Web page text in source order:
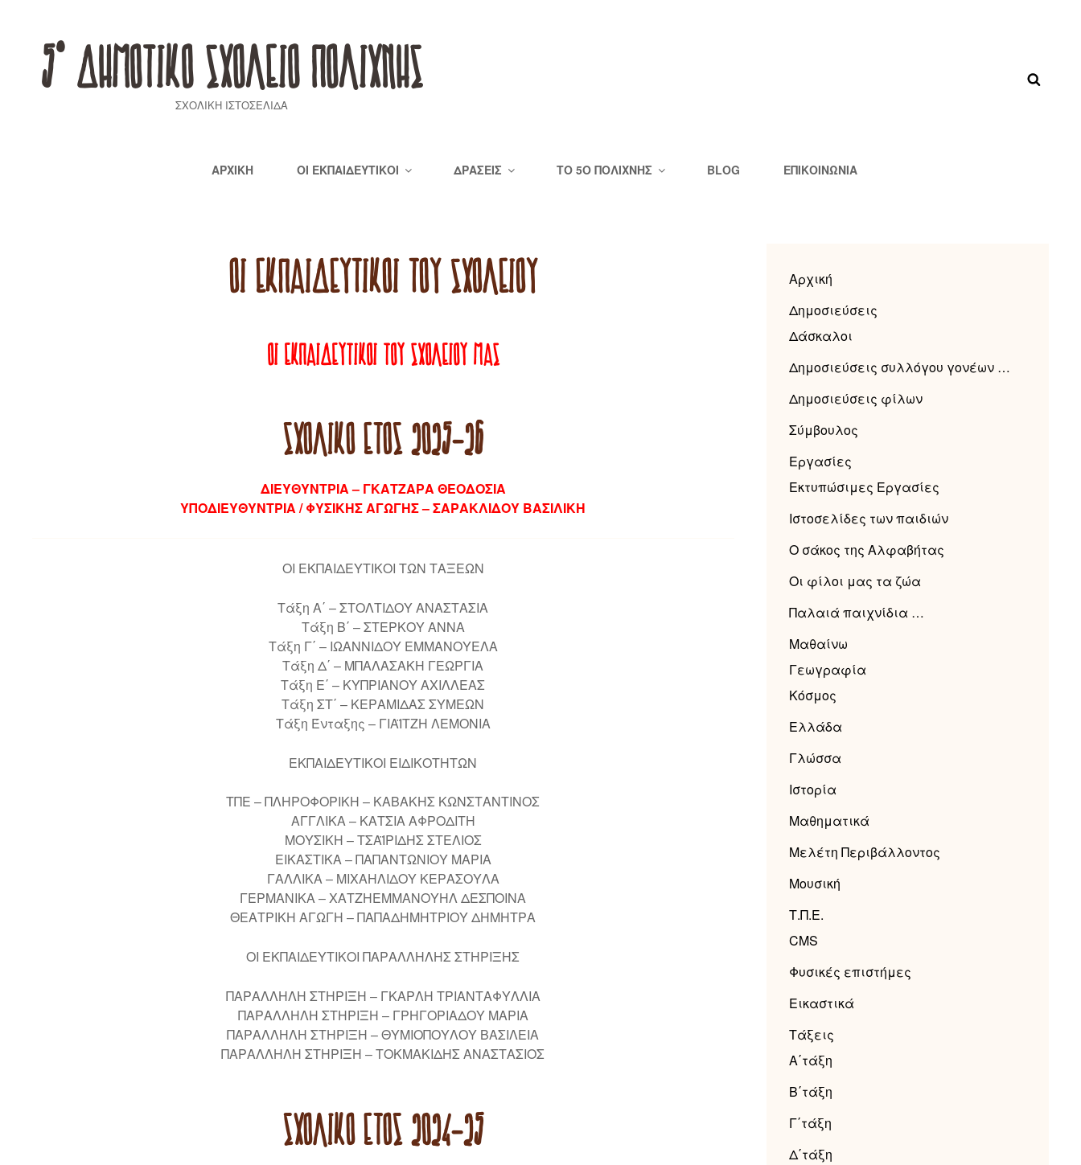
5° ΔΗΜΟΤΙΚΟ ΣΧΟΛΕΙΟ ΠΟΛΙΧΝΗΣ
ΣΧΟΛΙΚΗ ΙΣΤΟΣΕΛΙΔΑ
ΑΡΧΙΚΉ ΟΙ ΕΚΠΑΙΔΕΥΤΙΚΟΊ ΔΡΆΣΕΙΣ ΤΟ 5Ο ΠΟΛΊΧΝΗΣ BLOG ΕΠΙΚΟΙΝΩΝΊΑ
ΟΙ ΕΚΠΑΙΔΕΥΤΙΚΟΊ ΤΟΥ ΣΧΟΛΕΊΟΥ
ΟΙ ΕΚΠΑΙΔΕΥΤΙΚΟΊ ΤΟΥ ΣΧΟΛΕΊΟΥ ΜΑΣ
ΣΧΟΛΙΚΌ ΈΤΟΣ 2025-26
ΔΙΕΥΘΥΝΤΡΙΑ – ΓΚΑΤΖΑΡΑ ΘΕΟΔΟΣΙΑ
ΥΠΟΔΙΕΥΘΥΝΤΡΙΑ / ΦΥΣΙΚΗΣ ΑΓΩΓΗΣ – ΣΑΡΑΚΛΙΔΟΥ ΒΑΣΙΛΙΚΗ
ΟΙ ΕΚΠΑΙΔΕΥΤΙΚΟΙ ΤΩΝ ΤΑΞΕΩΝ
Τάξη Α΄ – ΣΤΟΛΤΙΔΟΥ ΑΝΑΣΤΑΣΙΑ
Τάξη Β΄ – ΣΤΕΡΚΟΥ ΑΝΝΑ
Τάξη Γ΄ – ΙΩΑΝΝΙΔΟΥ ΕΜΜΑΝΟΥΕΛΑ
Τάξη Δ΄ – ΜΠΑΛΑΣΑΚΗ ΓΕΩΡΓΙΑ
Τάξη Ε΄ – ΚΥΠΡΙΑΝΟΥ ΑΧΙΛΛΕΑΣ
Τάξη ΣΤ΄ – ΚΕΡΑΜΙΔΑΣ ΣΥΜΕΩΝ
Τάξη Ένταξης – ΓΙΑΪΤΖΗ ΛΕΜΟΝΙΑ
ΕΚΠΑΙΔΕΥΤΙΚΟΙ ΕΙΔΙΚΟΤΗΤΩΝ
ΤΠΕ – ΠΛΗΡΟΦΟΡΙΚΗ – ΚΑΒΑΚΗΣ ΚΩΝΣΤΑΝΤΙΝΟΣ
ΑΓΓΛΙΚΑ – ΚΑΤΣΙΑ ΑΦΡΟΔΙΤΗ
ΜΟΥΣΙΚΗ – ΤΣΑΪΡΙΔΗΣ ΣΤΕΛΙΟΣ
ΕΙΚΑΣΤΙΚΑ – ΠΑΠΑΝΤΩΝΙΟΥ ΜΑΡΙΑ
ΓΑΛΛΙΚΑ – ΜΙΧΑΗΛΙΔΟΥ ΚΕΡΑΣΟΥΛΑ
ΓΕΡΜΑΝΙΚΑ – ΧΑΤΖΗΕΜΜΑΝΟΥΗΛ ΔΕΣΠΟΙΝΑ
ΘΕΑΤΡΙΚΗ ΑΓΩΓΗ – ΠΑΠΑΔΗΜΗΤΡΙΟΥ ΔΗΜΗΤΡΑ
ΟΙ ΕΚΠΑΙΔΕΥΤΙΚΟΙ ΠΑΡΑΛΛΗΛΗΣ ΣΤΗΡΙΞΗΣ
ΠΑΡΑΛΛΗΛΗ ΣΤΗΡΙΞΗ – ΓΚΑΡΛΗ ΤΡΙΑΝΤΑΦΥΛΛΙΑ
ΠΑΡΑΛΛΗΛΗ ΣΤΗΡΙΞΗ – ΓΡΗΓΟΡΙΑΔΟΥ ΜΑΡΙΑ
ΠΑΡΑΛΛΗΛΗ ΣΤΗΡΙΞΗ – ΘΥΜΙΟΠΟΥΛΟΥ ΒΑΣΙΛΕΙΑ
ΠΑΡΑΛΛΗΛΗ ΣΤΗΡΙΞΗ – ΤΟΚΜΑΚΙΔΗΣ ΑΝΑΣΤΑΣΙΟΣ
ΣΧΟΛΙΚΌ ΈΤΟΣ 2024-25
Αρχική
Δημοσιεύσεις
Δάσκαλοι
Δημοσιεύσεις συλλόγου γονέων …
Δημοσιεύσεις φίλων
Σύμβουλος
Εργασίες
Εκτυπώσιμες Εργασίες
Ιστοσελίδες των παιδιών
Ο σάκος της Αλφαβήτας
Οι φίλοι μας τα ζώα
Παλαιά παιχνίδια …
Μαθαίνω
Γεωγραφία
Κόσμος
Ελλάδα
Γλώσσα
Ιστορία
Μαθηματικά
Μελέτη Περιβάλλοντος
Μουσική
Τ.Π.Ε.
CMS
Φυσικές επιστήμες
Εικαστικά
Τάξεις
Α΄τάξη
Β΄τάξη
Γ΄τάξη
Δ΄τάξη